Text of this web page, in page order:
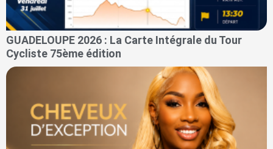
GUADELOUPE 2026 : La Carte Intégrale du Tour
Cycliste 75ème édition